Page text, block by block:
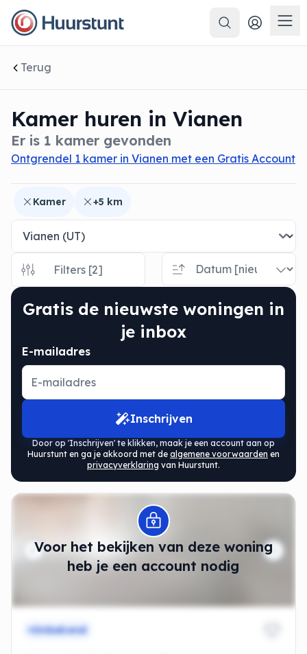
Zoeken
Terug
Kamer huren in Vianen
Er is 1 kamer gevonden
Ontgrendel 1 kamer in Vianen met een Gratis Account
sluiten
Kamer +5 km
Filters [2]
Gratis de nieuwste woningen in
je inbox
E-mailadres
Inschrijven
Door op 'Inschrijven' te klikken, maak je een account aan op
Huurstunt en ga je akkoord met de algemene voorwaarden en
privacyverklaring van Huurstunt.
Voor het bekijken van deze woning
heb je een account nodig
Modal openen
Onbekend